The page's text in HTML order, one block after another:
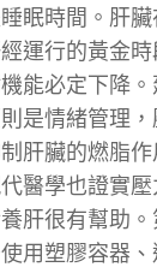
眠時間。肝
運行的黃金
能必定下降
是情緒管理
肝臟的燃脂
醫學也證實
肝很有幫助
用塑膠容器